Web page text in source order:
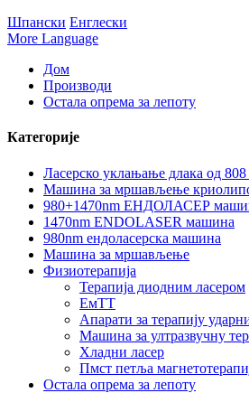
Шпански Енглески
More Language
Дом
Производи
Остала опрема за лепоту
Категорије
Ласерско уклањање длака од
Машина за мршављење
980+1470nm ЕНДОЛАСЕР
1470nm ENDOLASER машина
980nm ендоласерска машина
Машина за мршављење
Физиотерапија
Терапија диодним ласером
ЕмТТ
Апарати за терапију
Машина за ултразвучну
Хладни ласер
Пмст петља
Остала опрема за лепоту